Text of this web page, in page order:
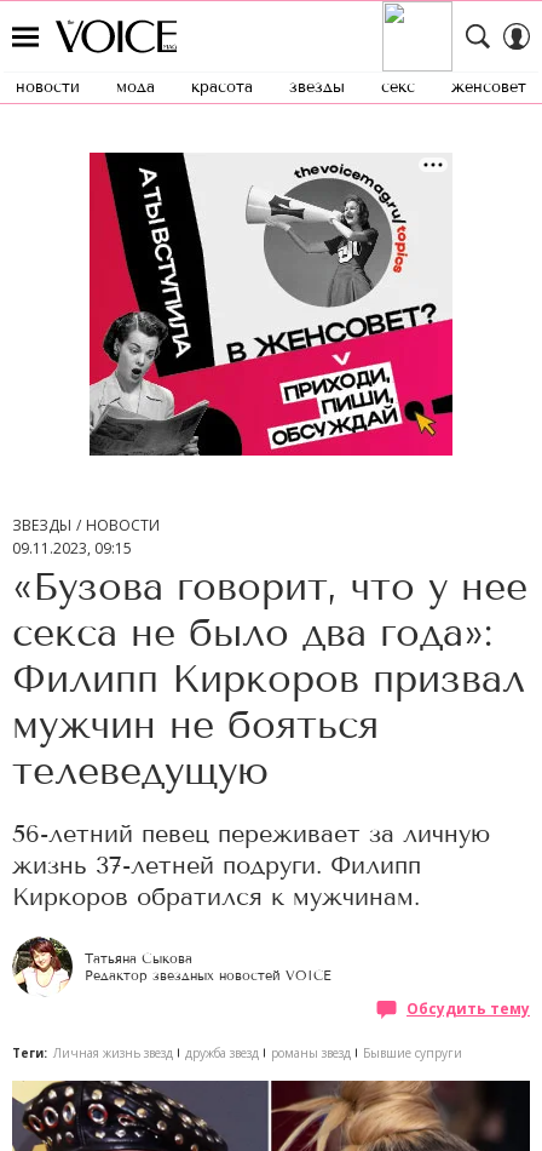
новости мода красота звезды секс женсовет
ЗВЕЗДЫ
НОВОСТИ
09.11.2023, 09:15
«Бузова говорит, что у нее
секса не было два года»:
Филипп Киркоров призвал
мужчин не бояться
телеведущую
56-летний певец переживает за личную
жизнь 37-летней подруги. Филипп
Киркоров обратился к мужчинам.
Татьяна Сыкова
Редактор звездных новостей VOICE
Обсудить тему
Теги: Личная жизнь звезд дружба звезд романы звезд Бывшие супруги